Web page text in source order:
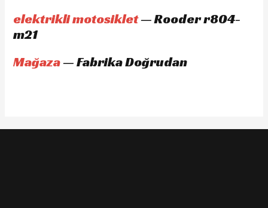
elektrikli motosiklet— Rooder r804-
m21
Mağaza— Fabrika Doğrudan